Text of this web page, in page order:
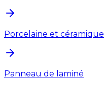
Porcelaine et céramique
Panneau de laminé